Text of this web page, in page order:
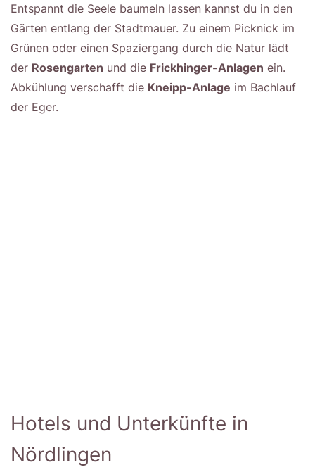
Entspannt die Seele baumeln lassen kannst du in den
Gärten entlang der Stadtmauer. Zu einem Picknick im
Grünen oder einen Spaziergang durch die Natur lädt
der Rosengarten und die Frickhinger-Anlagen ein.
Abkühlung verschafft die Kneipp-Anlage im Bachlauf
der Eger.
Hotels und Unterkünfte in
Nördlingen